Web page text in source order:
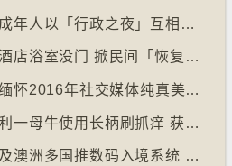
【十万八千里】忙碌成年人以「行政之夜」互相督促完成搁置私务
【十万八千里】愈多酒店浴室没门 掀民间「恢复浴室门」倡议运动
【十万八千里】大众缅怀2016年社交媒体纯真美好体验
【十万八千里】奥地利一母牛使用长柄刷抓痒 获科学家确定懂得使用工具
【十万八千里】欧盟及澳洲多国推数码入境系统 毋须护照盖章